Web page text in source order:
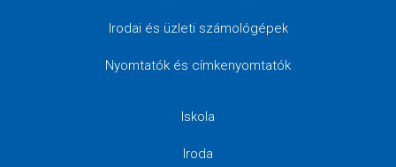
Irodai és üzleti számológépek
Nyomtatók és címkenyomtatók
Iskola
Iroda